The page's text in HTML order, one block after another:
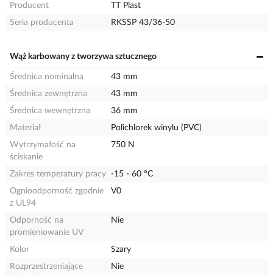
Producent
TT Plast
Seria producenta
RKSSP 43/36-50
Wąż karbowany z tworzywa sztucznego
Średnica nominalna
43 mm
Średnica zewnętrzna
43 mm
Średnica wewnętrzna
36 mm
Materiał
Polichlorek winylu (PVC)
Wytrzymałość na
ściskanie
750 N
Zakres temperatury pracy
-15 - 60 °C
Ognioodporność zgodnie
z UL94
V0
Odporność na
promieniowanie UV
Nie
Kolor
Szary
Rozprzestrzeniające
Nie